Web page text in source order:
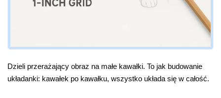
Dzieli przerażający obraz na małe kawałki. To jak budowanie
układanki: kawałek po kawałku, wszystko układa się w całość.